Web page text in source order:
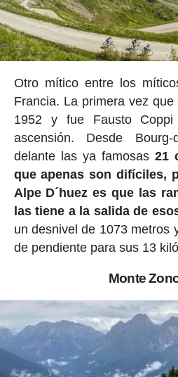
Otro mítico entre los
Francia. La primera vez
1952 y fue Fausto
ascensión. Desde
delante las ya famosas21
que apenas son difíciles,
Alpe D´huez es que las
las tiene a la salida de
un desnivel de 1073 metros
de pendiente para sus 13
Monte